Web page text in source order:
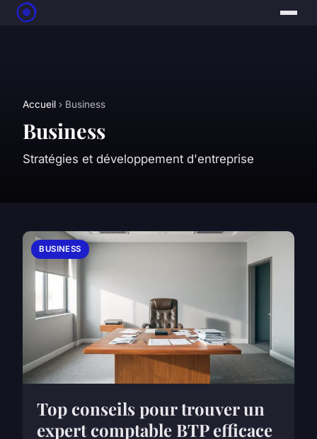
Accueil › Business
Business
Stratégies et développement d'entreprise
BUSINESS
Top conseils pour trouver un
expert comptable BTP efficace